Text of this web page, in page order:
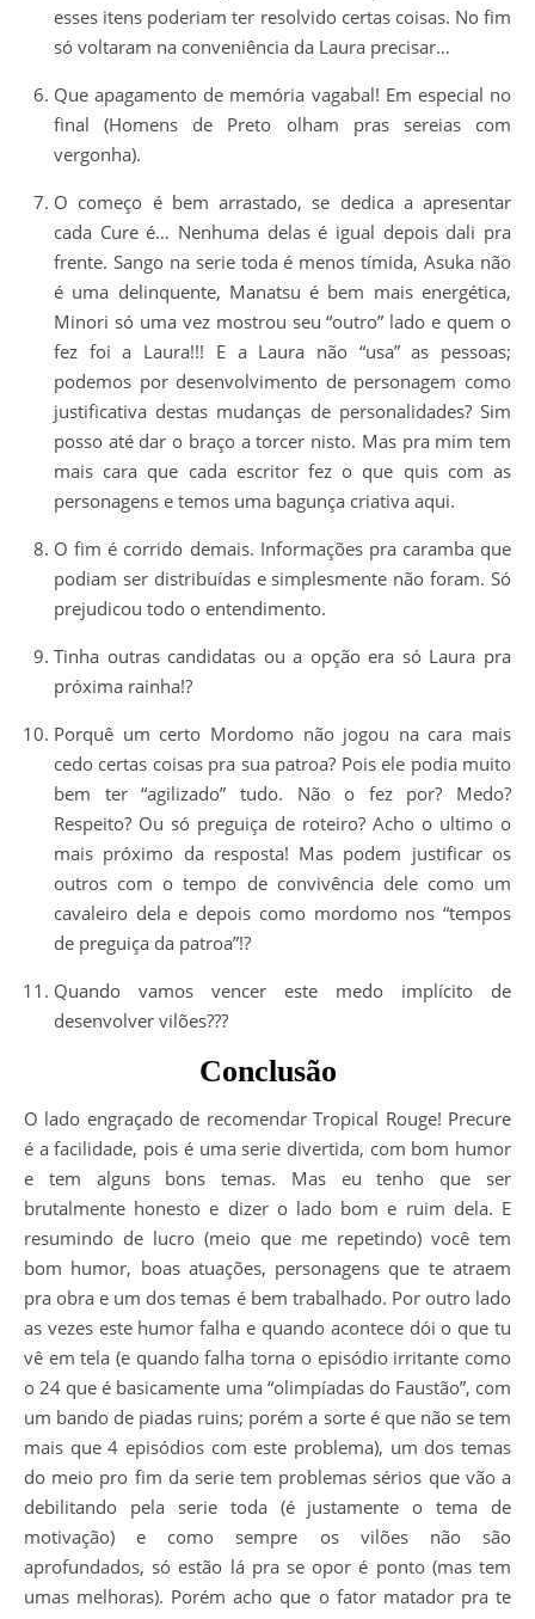
esses itens poderiam ter resolvido certas coisas. No fim
só voltaram na conveniência da Laura precisar…
Que apagamento de memória vagabal! Em especial no
final (Homens de Preto olham pras sereias com
vergonha).
O começo é bem arrastado, se dedica a apresentar
cada Cure é… Nenhuma delas é igual depois dali pra
frente. Sango na serie toda é menos tímida, Asuka não
é uma delinquente, Manatsu é bem mais energética,
Minori só uma vez mostrou seu “outro” lado e quem o
fez foi a Laura!!! E a Laura não “usa” as pessoas;
podemos por desenvolvimento de personagem como
justificativa destas mudanças de personalidades? Sim
posso até dar o braço a torcer nisto. Mas pra mim tem
mais cara que cada escritor fez o que quis com as
personagens e temos uma bagunça criativa aqui.
O fim é corrido demais. Informações pra caramba que
podiam ser distribuídas e simplesmente não foram. Só
prejudicou todo o entendimento.
Tinha outras candidatas ou a opção era só Laura pra
próxima rainha!?
Porquê um certo Mordomo não jogou na cara mais
cedo certas coisas pra sua patroa? Pois ele podia muito
bem ter “agilizado” tudo. Não o fez por? Medo?
Respeito? Ou só preguiça de roteiro? Acho o ultimo o
mais próximo da resposta! Mas podem justificar os
outros com o tempo de convivência dele como um
cavaleiro dela e depois como mordomo nos “tempos
de preguiça da patroa”!?
Quando vamos vencer este medo implícito de
desenvolver vilões???
Conclusão
O lado engraçado de recomendar Tropical Rouge! Precure
é a facilidade, pois é uma serie divertida, com bom humor
e tem alguns bons temas. Mas eu tenho que ser
brutalmente honesto e dizer o lado bom e ruim dela. E
resumindo de lucro (meio que me repetindo) você tem
bom humor, boas atuações, personagens que te atraem
pra obra e um dos temas é bem trabalhado. Por outro lado
as vezes este humor falha e quando acontece dói o que tu
vê em tela (e quando falha torna o episódio irritante como
o 24 que é basicamente uma “olimpíadas do Faustão”, com
um bando de piadas ruins; porém a sorte é que não se tem
mais que 4 episódios com este problema), um dos temas
do meio pro fim da serie tem problemas sérios que vão a
debilitando pela serie toda (é justamente o tema de
motivação) e como sempre os vilões não são
aprofundados, só estão lá pra se opor é ponto (mas tem
umas melhoras). Porém acho que o fator matador pra te